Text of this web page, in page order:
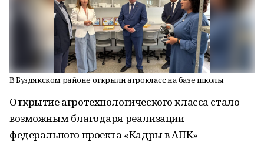
В Буздякском районе открыли агрокласс на базе школы
Открытие агротехнологического класса стало
возможным благодаря реализации
федерального проекта «Кадры в АПК»